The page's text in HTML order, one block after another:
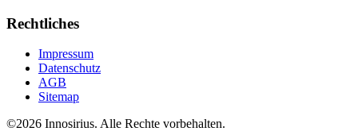
Rechtliches
Impressum
Datenschutz
AGB
Sitemap
©2026 Innosirius. Alle Rechte vorbehalten.